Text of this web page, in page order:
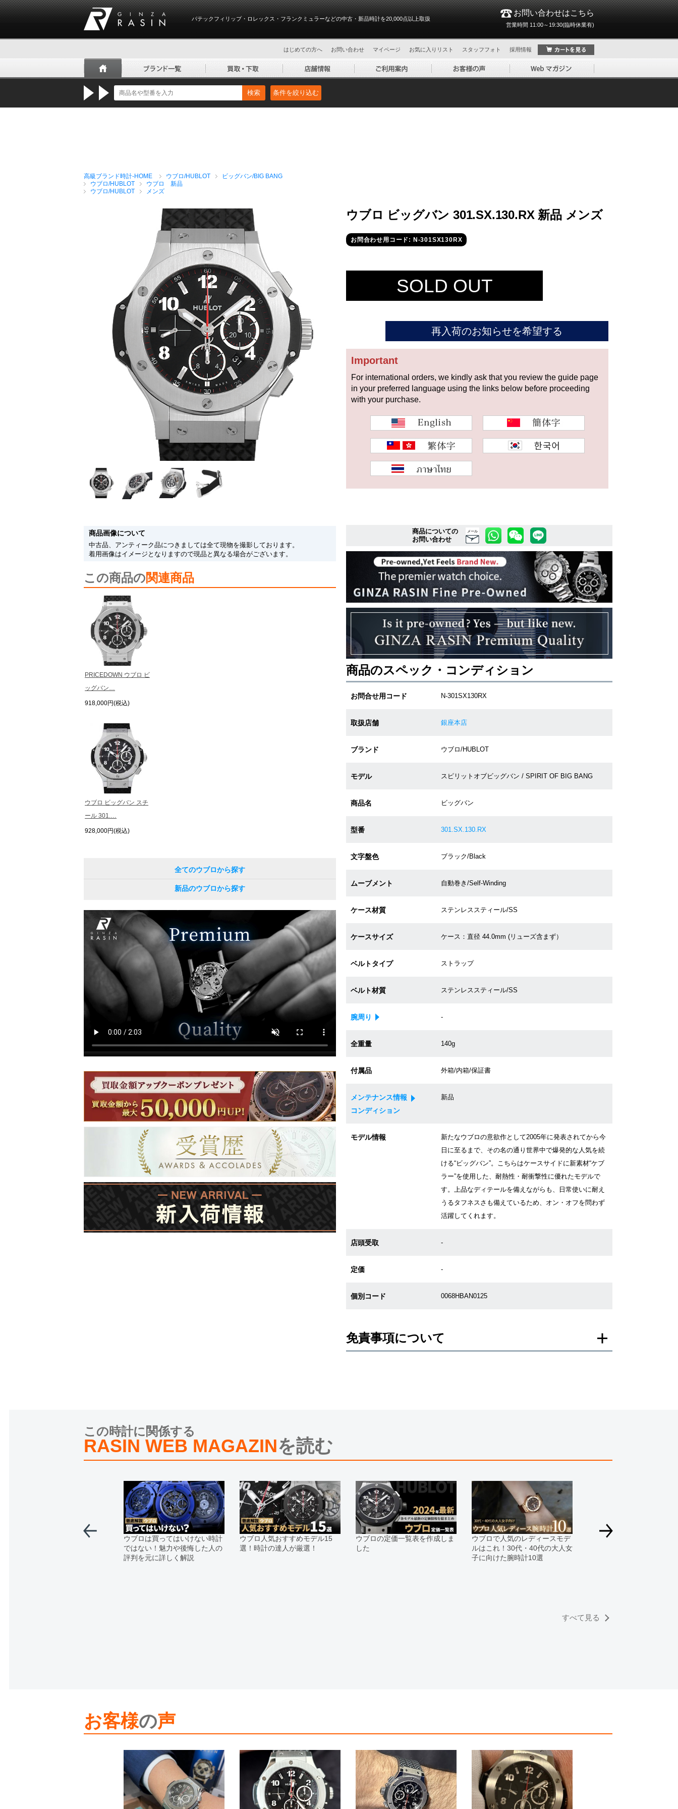
パテックフィリップ・ロレックス・フランクミュラーなどの中古・新品時計を20,000点以上取扱
お問い合わせはこちら
営業時間 11:00～19:30(臨時休業有)
はじめての方へ お問い合わせ マイページ お気に入りリスト スタッフフォト 採用情報
検索 条件を絞り込む
高級ブランド時計-HOME ウブロ/HUBLOT
ビッグバン/BIG BANG
ウブロ/HUBLOT
ウブロ 新品
ウブロ/HUBLOT
メンズ
ウブロ ビッグバン 301.SX.130.RX 新品 メンズ
お問合わせ用コード: N-301SX130RX
SOLD OUT
再入荷のお知らせを希望する
Important
For international orders, we kindly ask that you review the guide page
in your preferred language using the links below before proceeding
with your purchase.
商品画像について
中古品、アンティーク品につきましては全て現物を撮影しております。
着用画像はイメージとなりますので現品と異なる場合がございます。
この商品の関連商品
PRICEDOWN ウブロ ビ
ッグバン…
918,000円(税込)
ウブロ ビッグバン スチ
ール 301.…
928,000円(税込)
全てのウブロから探す
新品のウブロから探す
商品についての
お問い合わせ
メール
商品のスペック・コンディション
お問合せ用コード N-301SX130RX
取扱店舗 銀座本店
ブランド ウブロ/HUBLOT
モデル スピリットオブビッグバン / SPIRIT OF BIG BANG
商品名 ビッグバン
型番 301.SX.130.RX
文字盤色 ブラック/Black
ムーブメント 自動巻き/Self-Winding
ケース材質 ステンレススティール/SS
ケースサイズ ケース：直径 44.0mm (リューズ含まず）
ベルトタイプ ストラップ
ベルト材質 ステンレススティール/SS
腕周り -
全重量 140g
付属品 外箱/内箱/保証書
メンテナンス情報
コンディション
新品
モデル情報
新たなウブロの意欲作として2005年に発表されてから今
日に至るまで、その名の通り世界中で爆発的な人気を続
ける“ビッグバン”。こちらはケースサイドに新素材“ケブ
ラー”を使用した、耐熱性・耐衝撃性に優れたモデルで
す。上品なディテールを備えながらも、日常使いに耐え
うるタフネスさも備えているため、オン・オフを問わず
活躍してくれます。
店頭受取 -
定価 -
個別コード 0068HBAN0125
免責事項について
※当店では店頭販売も行っております為、サイトでのご注文と店頭処理との時間差で在庫
また、ご来店にてご購入を希望される場合にも、事前に在庫の確認をお電話かメールにて
お問い合わせいただけますようお願いいたします。
※アンティーク品やユーズド品の場合、外装および内部機械に代替部品を使用している場
合がございます。
※表示の定価は、入荷時の価格となっております。
現在の定価と異なる場合がございますのでご了承くださいませ。
この時計に関係する
RASIN WEB MAGAZINを読む
ウブロは買ってはいけない時計
ではない！魅力や後悔した人の
評判を元に詳しく解説
ウブロ人気おすすめモデル15
選！時計の達人が厳選！
ウブロの定価一覧表を作成しま
した
ウブロで人気のレディースモデ
ルはこれ！30代・40代の大人女
子に向けた腕時計10選
すべて見る
お客様の声